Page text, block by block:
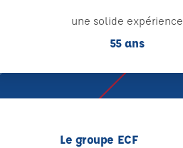
une solide expérience
55 ans
Le groupe ECF